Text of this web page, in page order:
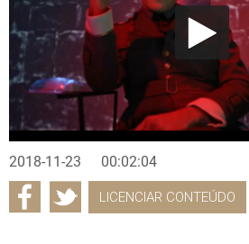
2018-11-23 00:02:04
LICENCIAR CONTEÚDO